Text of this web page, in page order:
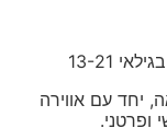
יחד עם אווירה
ופרטני.